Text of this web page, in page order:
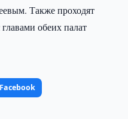
Также проходят
обеих палат
Facebook